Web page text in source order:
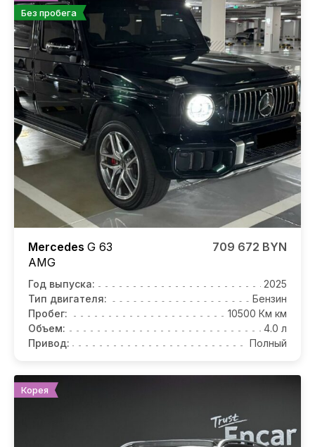
Без пробега
Mercedes G 63
AMG
709 672 BYN
Год выпуска:
2025
Тип двигателя:
Бензин
Пробег:
10500 Км км
Объем:
4.0 л
Привод:
Полный
Корея